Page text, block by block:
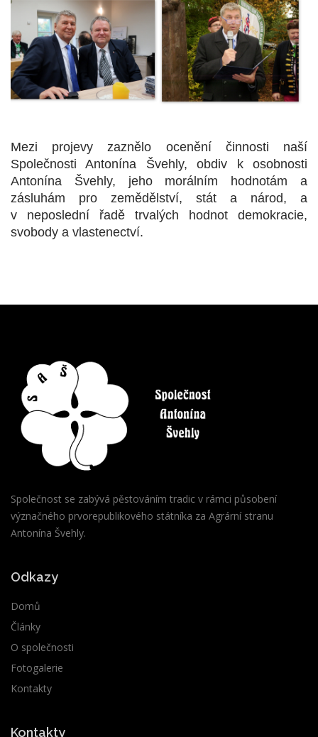
Mezi projevy zaznělo ocenění činnosti naší
Společnosti Antonína Švehly, obdiv k osobnosti
Antonína Švehly, jeho morálním hodnotám a
zásluhám pro zemědělství, stát a národ, a
v neposlední řadě trvalých hodnot demokracie,
svobody a vlastenectví.
Společnost se zabývá pěstováním tradic v rámci působení
význačného prvorepublikového státníka za Agrární stranu
Antonína Švehly.
Odkazy
Domů
Články
O společnosti
Fotogalerie
Kontakty
Kontakty